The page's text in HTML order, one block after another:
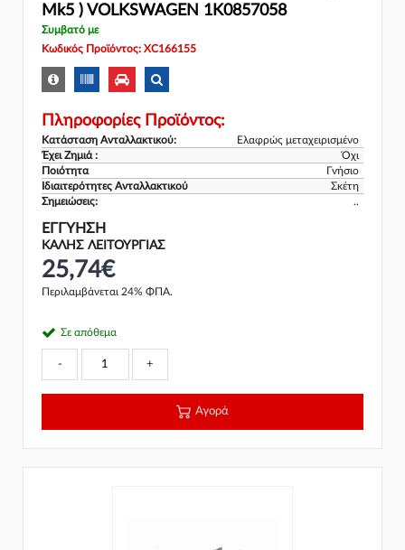
Mk5 ) VOLKSWAGEN 1K0857058
Συμβατό με
Κωδικός Προϊόντος: XC166155
Πληροφορίες Προϊόντος:
Κατάσταση Ανταλλακτικού:
Ελαφρώς μεταχειρισμένο
Έχει Ζημιά :
Όχι
Ποιότητα
Γνήσιο
Ιδιαιτερότητες Ανταλλακτικού
Σκέτη
Σημειώσεις:
..
ΕΓΓΎΗΣΗ
ΚΑΛΗΣ ΛΕΙΤΟΥΡΓΙΑΣ
25,74€
Περιλαμβάνεται 24% ΦΠΑ.
Σε απόθεμα
- +
Αγορά